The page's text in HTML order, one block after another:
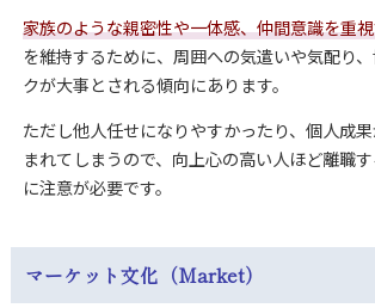
家族のような親密性や一体感、仲間意識を重
を維持するために、周囲への気遣いや気配り
クが大事とされる傾向にあります。
ただし他人任せになりやすかったり、個人成
まれてしまうので、向上心の高い人ほど離職
に注意が必要です。
マーケット文化（Market）